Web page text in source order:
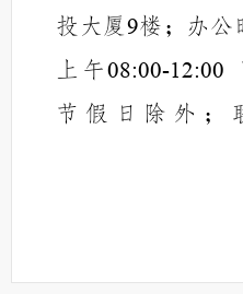
投大厦 9楼 ；办公
上午08:00-12:00
节假日除外；
等。